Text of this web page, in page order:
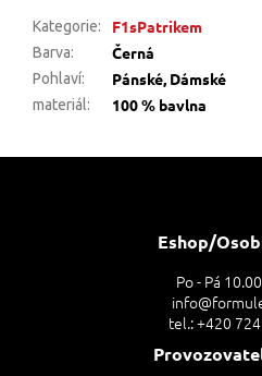
Kategorie: F1sPatrikem
Barva: Černá
Pohlaví: Pánské, Dámské
materiál: 100 % bavlna
Eshop/
Po - Pá
tel.: +420